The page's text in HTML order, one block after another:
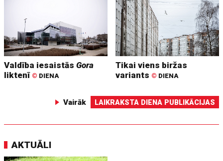
Valdība iesaistāsGora
liktenī © DIENA
Tikai viens biržas
variants © DIENA
Vairāk LAIKRAKSTA DIENA PUBLIKĀCIJAS
AKTUĀLI